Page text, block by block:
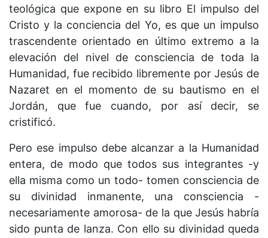
teológica que expone en su libro El impulso del
Cristo y la conciencia del Yo, es que un impulso
trascendente orientado en último extremo a la
elevación del nivel de consciencia de toda la
Humanidad, fue recibido libremente por Jesús de
Nazaret en el momento de su bautismo en el
Jordán, que fue cuando, por así decir, se
cristificó.
Pero ese impulso debe alcanzar a la Humanidad
entera, de modo que todos sus integrantes -y
ella misma como un todo- tomen consciencia de
su divinidad inmanente, una consciencia -
necesariamente amorosa- de la que Jesús habría
sido punta de lanza. Con ello su divinidad queda